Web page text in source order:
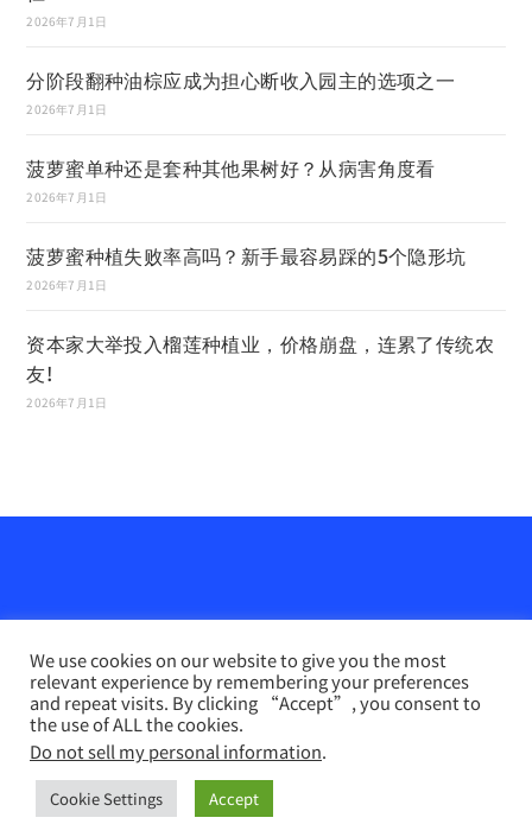
2026年7月1日
分阶段翻种油棕应成为担心断收入园主的选项之一
2026年7月1日
菠萝蜜单种还是套种其他果树好？从病害角度看
2026年7月1日
菠萝蜜种植失败率高吗？新手最容易踩的5个隐形坑
2026年7月1日
资本家大举投入榴莲种植业，价格崩盘，连累了传统农
友!
2026年7月1日
农业天地网 INFO PERTANIAN online （马来文）
Disclaimer
Privacy Policy
We use cookies on our website to give you the most
relevant experience by remembering your preferences
and repeat visits. By clicking “Accept”, you consent to
the use of ALL the cookies.
Do not sell my personal information.
Cookie Settings Accept